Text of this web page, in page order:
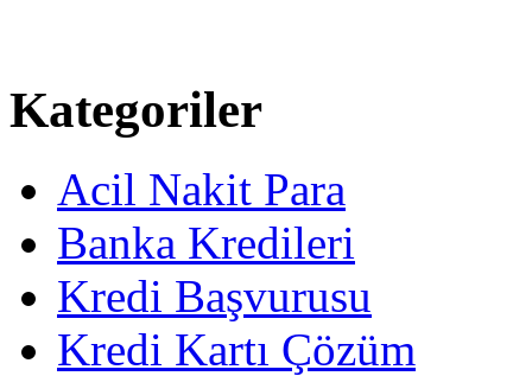
Kategoriler
Acil Nakit Para
Banka Kredileri
Kredi Başvurusu
Kredi Kartı Çözüm